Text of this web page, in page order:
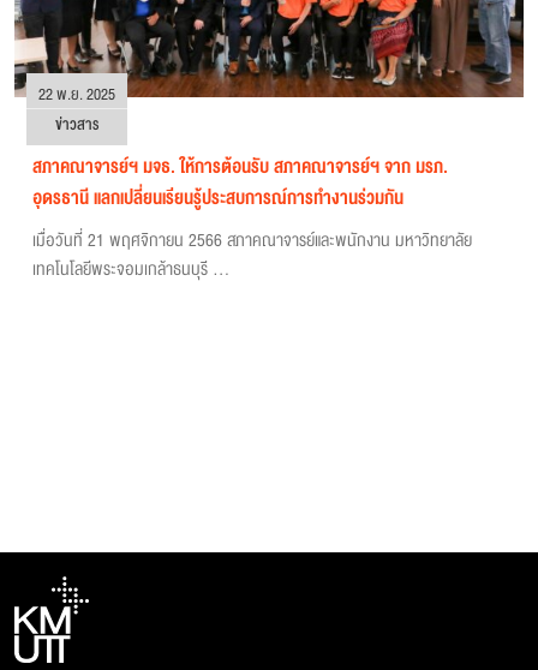
22 พ.ย. 2025
ข่าวสาร
สภาคณาจารย์ฯ มจธ. ให้การต้อนรับ สภาคณาจารย์ฯ จาก มรภ.
อุดรธานี แลกเปลี่ยนเรียนรู้ประสบการณ์การทำงานร่วมกัน
เมื่อวันที่ 21 พฤศจิกายน 2566 สภาคณาจารย์และพนักงาน มหาวิทยาลัย
เทคโนโลยีพระจอมเกล้าธนบุรี ...